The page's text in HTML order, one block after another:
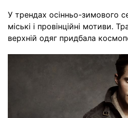
У трендах осінньо-зимового
міські і провінційні мотиви.
верхній одяг придбала